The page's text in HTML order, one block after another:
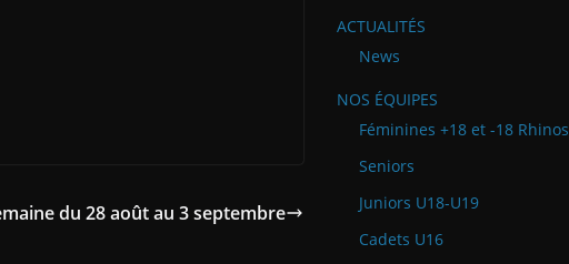
du 28 août au 3 septembre
ACTUALITÉS
News
NOS ÉQUIPES
Féminines +18 et -18 Rhinos
Seniors
Juniors U18-U19
Cadets U16